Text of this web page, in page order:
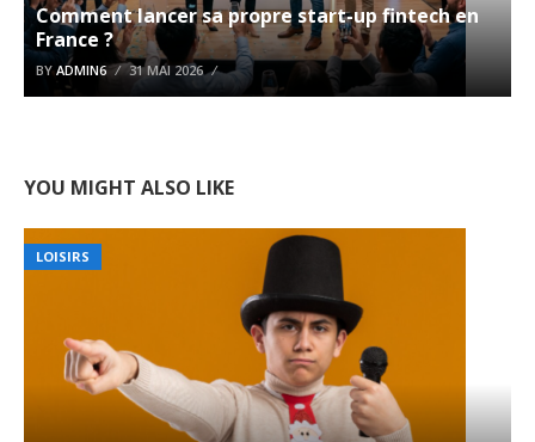
Comment lancer sa propre start-up fintech en
France ?
BYADMIN6 31 MAI 2026
YOU MIGHT ALSO LIKE
LOISIRS